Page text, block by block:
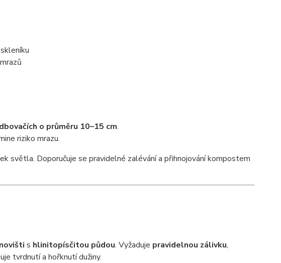
o průměru 10–15 cm.
riziko mrazu.
světla. Doporučuje se pravidelné zalévání a přihnojování kompostem
s hlinitopísčitou půdou. Vyžaduje pravidelnou zálivku,
tvrdnutí a hořknutí dužiny.